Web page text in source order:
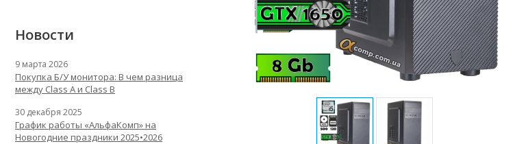
Новости
9 марта 2026
Покупка Б/У монитора: В чем разница
между Class A и Class B
30 декабря 2025
График работы «АльфаКомп» на
Новогодние праздники 2025•2026